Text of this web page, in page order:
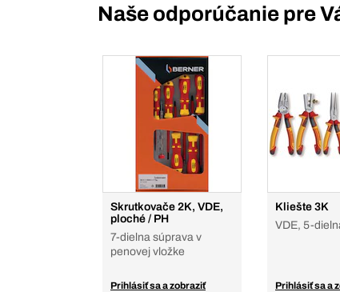
Naše odporúčanie pre
Skrutkovače 2K, VDE,
ploché / PH
7-dielna súprava v
penovej vložke
Prihlásiť sa a zobraziť
Kliešte 3K
VDE, 5-
Prihlásiť sa a